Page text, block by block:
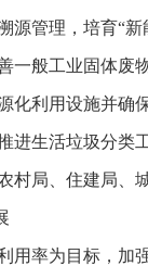
源管理，培育“
一般工业固体废
化利用设施并确
进生活垃圾分类
村局、住建局、
用率为目标，